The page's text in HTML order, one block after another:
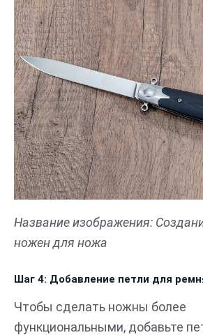
Название изображения:
ножен для ножа
Шаг 4: Добавление петли для
Чтобы сделать ножны более
функциональными, добавьте